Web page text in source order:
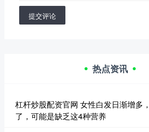
提交评论
热点资讯
杠杆炒股配资官网 女性白发日渐增多
了，可能是缺乏这4种营养